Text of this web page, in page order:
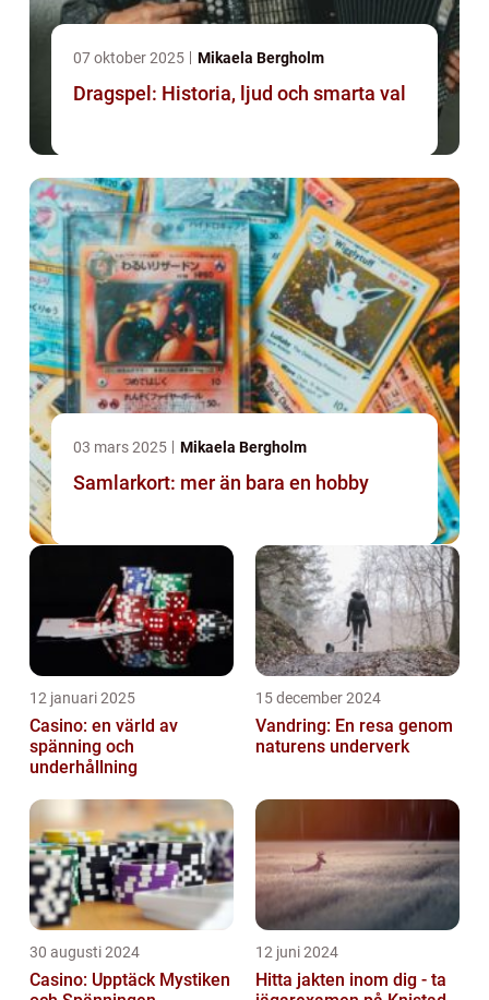
07 oktober 2025 Mikaela Bergholm
Dragspel: Historia, ljud och smarta val
03 mars 2025 Mikaela Bergholm
Samlarkort: mer än bara en hobby
12 januari 2025
Casino: en värld av
spänning och
underhållning
15 december 2024
Vandring: En resa genom
naturens underverk
30 augusti 2024
Casino: Upptäck Mystiken
12 juni 2024
Hitta jakten inom dig - ta